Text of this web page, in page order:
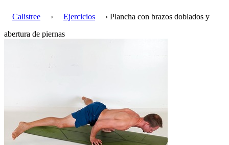
Calistree › Ejercicios
› Plancha con brazos doblados y
abertura de piernas